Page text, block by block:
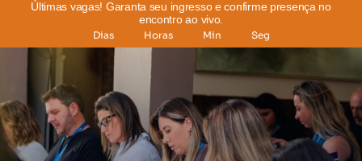
Últimas vagas! Garanta seu ingresso e confirme presença no
encontro ao vivo.
Dias Horas Min Seg